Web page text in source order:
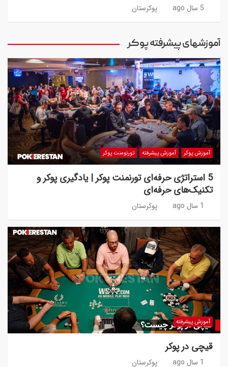
5 سال ago پوکرستان
آموزشهای پیشرفته پوکر
آموزش پوکر آموزش پیشرفته تورنومنت پوکر
5 استراتژی حرفه‌ای تورنمنت پوکر | یادگیری پوکر و
تکنیک‌های حرفه‌ای
1 سال ago پوکرستان
آموزش پیشرفته
قیچی در پوکر
1 سال ago پوکرستان